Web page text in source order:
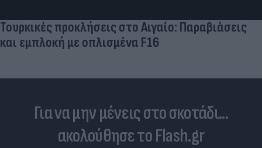
Τουρκικές προκλήσεις στο Αιγαίο: Παραβιάσεις
και εμπλοκή με οπλισμένα F16
Για να μην μένεις στο σκοτάδι...
ακολούθησε το Flash.gr